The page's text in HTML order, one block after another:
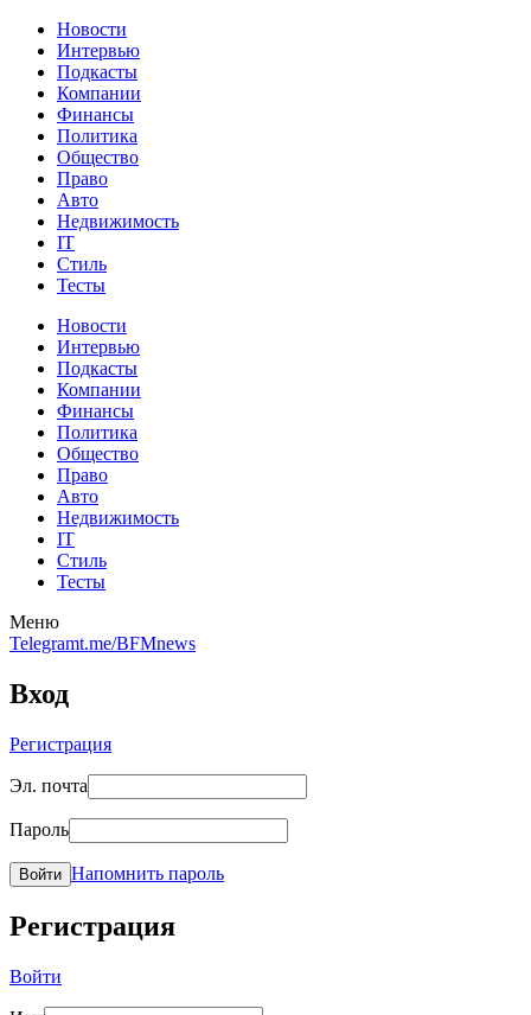
Новости
Интервью
Подкасты
Компании
Финансы
Политика
Общество
Право
Авто
Недвижимость
IT
Стиль
Тесты
Новости
Интервью
Подкасты
Компании
Финансы
Политика
Общество
Право
Авто
Недвижимость
IT
Стиль
Тесты
Меню
Telegramt.me/BFMnews
Вход
Регистрация
Эл. почта
Пароль
Войти Напомнить пароль
Регистрация
Войти